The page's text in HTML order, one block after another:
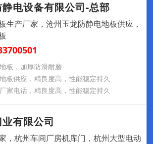
电设备有限公司-总部
生产厂家，沧州玉龙防静电地板供应，
板，加厚防滑耐磨
板供应，精良度高，性能稳定持久
家电话，精良度高，性能稳定持久
有限公司
，杭州车间厂房机库门，杭州大型电动